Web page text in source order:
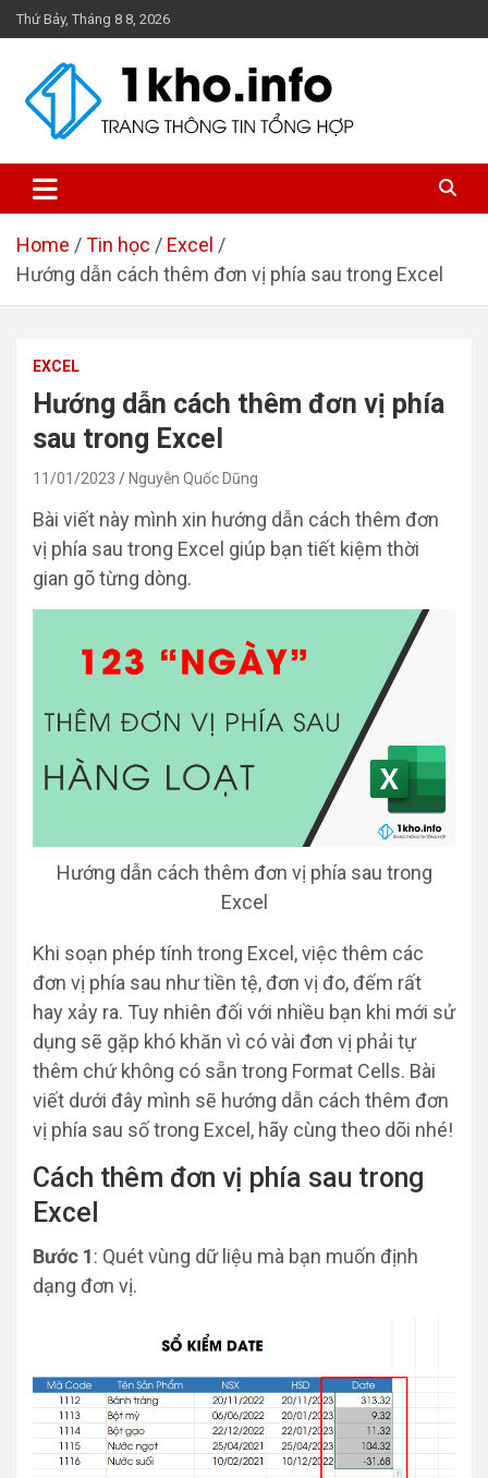
Skip
to
content
Thứ Bảy, Tháng 8 8, 2026
1Kho
Home Tin học
Excel
Hướng dẫn cách thêm đơn vị phía sau trong Excel
EXCEL
Hướng dẫn cách thêm đơn vị phía
sau trong Excel
11/01/2023 Nguyễn Quốc Dũng
Bài viết này mình xin hướng dẫn cách thêm đơn
vị phía sau trong Excel giúp bạn tiết kiệm thời
gian gõ từng dòng.
Hướng dẫn cách thêm đơn vị phía sau trong
Excel
Khi soạn phép tính trong Excel, việc thêm các
đơn vị phía sau như tiền tệ, đơn vị đo, đếm rất
hay xảy ra. Tuy nhiên đối với nhiều bạn khi mới sử
dụng sẽ gặp khó khăn vì có vài đơn vị phải tự
thêm chứ không có sẵn trong Format Cells. Bài
viết dưới đây mình sẽ hướng dẫn cách thêm đơn
vị phía sau số trong Excel, hãy cùng theo dõi nhé!
Cách thêm đơn vị phía sau trong
Excel
Bước 1: Quét vùng dữ liệu mà bạn muốn định
dạng đơn vị.